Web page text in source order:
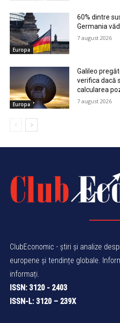
Europa
60% dintre
Germania
7 august 2026
Europa
Galileo
verifica dacă
calcularea
7 august 2026
ClubEconomic - știri și analize
europene și tendințe globale.
informați.
ISSN: 3120 - 2403
ISSN-L: 3120 – 239X